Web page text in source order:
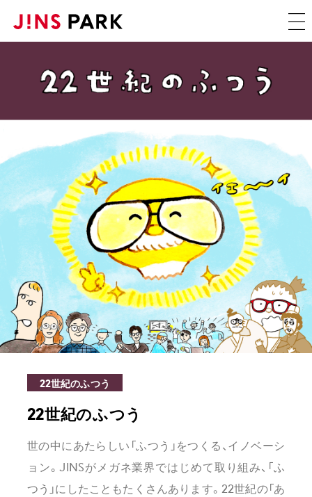
22世紀のふつう
22世紀のふつう
世の中にあたらしい「ふつう」をつくる、イノベーシ
ョン。JINSがメガネ業界ではじめて取り組み、「ふ
つう」にしたこともたくさんあります。22世紀の「あ